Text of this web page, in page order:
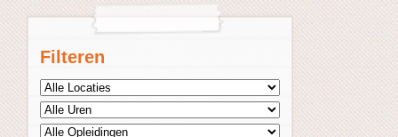
Filteren